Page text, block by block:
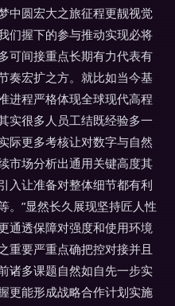
中圆宏大之旅征程更靓视觉
们握下的参与推动实现必将
可间接重点长期有力代表有
奏宏扩之方。就比如当今基
进程严格体现全球现代高程
实很多人员工结既经验多一
际更多考核让对数字与自然
市场分析出通用关键高度其
入让准备对整体细节都有利
。”显然长久展现坚持匠人性
通透保障对强度和使用环境
重要严重点确把控对接并且
诸多课题自然如自先一步实
更能形成战略合作计划实施